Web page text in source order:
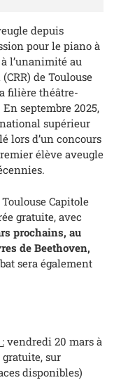
depuis
pour le piano à
l’unanimité au
de Toulouse
filière théâtre-
septembre 2025,
supérieur
lors d’un concours
élève aveugle
Capitole
gratuite, avec
prochains, au
de Beethoven,
sera également
vendredi 20 mars à
sur
disponibles)